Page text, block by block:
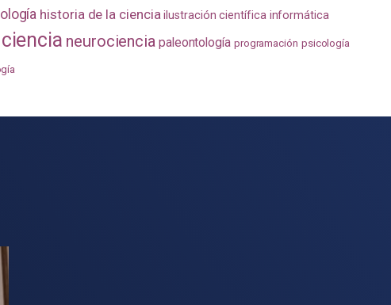
historia de la ciencia ilustración científica informática
neurociencia paleontología programación psicología